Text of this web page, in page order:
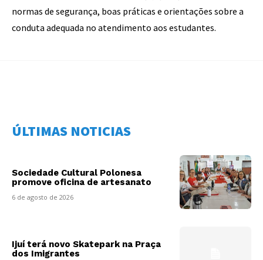
normas de segurança, boas práticas e orientações sobre a
conduta adequada no atendimento aos estudantes.
ÚLTIMAS NOTICIAS
Sociedade Cultural Polonesa
promove oficina de artesanato
6 de agosto de 2026
Ijuí terá novo Skatepark na Praça
dos Imigrantes